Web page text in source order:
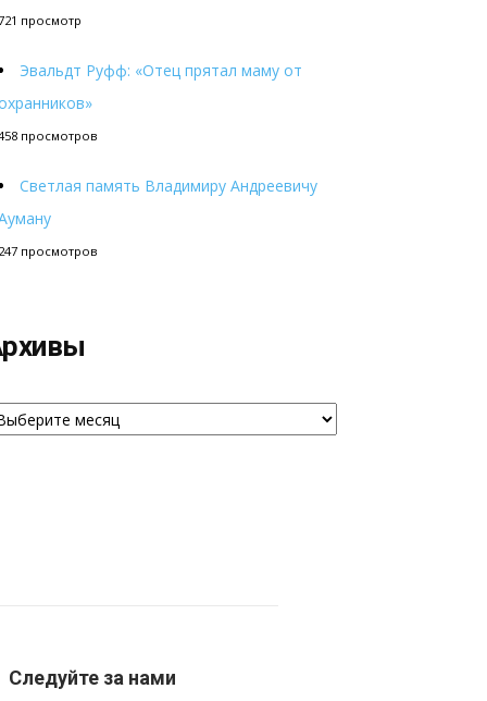
просмотр
Эвальдт Руфф: «Отец прятал маму от
просмотров
Светлая память Владимиру Андреевичу
просмотров
Следуйте за нами